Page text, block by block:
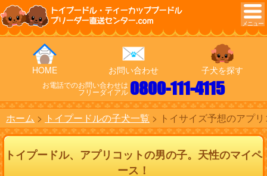
トイプードル・ティーカッププードル
ブリーダー直送センター.com
HOME お問い合わせ 子犬を探す
お電話でのお問い合わせは
フリーダイアル 0800-111-4115
ホーム トイプードルの子犬一覧 トイサイズ予想のアプ
トイプードル、アプリコットの男の子。天性のマイペ
ース！